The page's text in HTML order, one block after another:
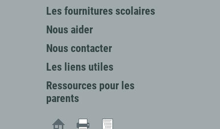
Les fournitures scolaires
Nous aider
Nous contacter
Les liens utiles
Ressources pour les
parents